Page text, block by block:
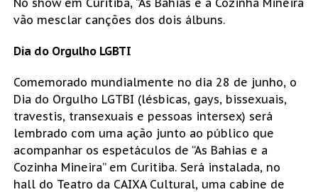
vão mesclar canções dos dois álbuns.
Dia do Orgulho LGBTI
Comemorado mundialmente no dia 28 de junho, o
Dia do Orgulho LGTBI (lésbicas, gays, bissexuais,
travestis, transexuais e pessoas intersex) será
lembrado com uma ação junto ao público que
acompanhar os espetáculos de “As Bahias e a
Cozinha Mineira” em Curitiba. Será instalada, no
hall do Teatro da CAIXA Cultural, uma cabine de